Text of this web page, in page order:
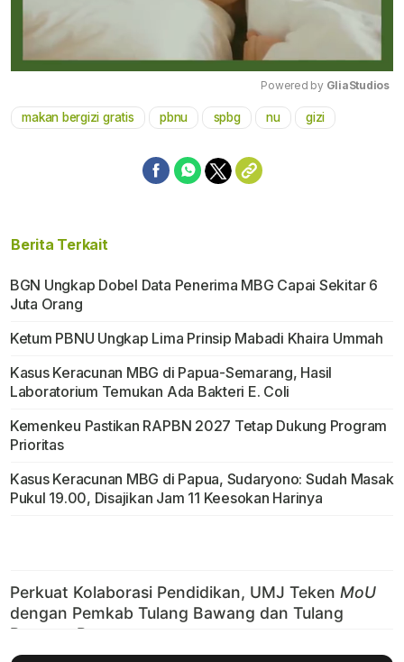
Mute
Powered by GliaStudios
makan bergizi gratis pbnu spbg nu gizi
Berita Terkait
BGN Ungkap Dobel Data Penerima MBG Capai Sekitar 6
Juta Orang
Ketum PBNU Ungkap Lima Prinsip Mabadi Khaira Ummah
Kasus Keracunan MBG di Papua-Semarang, Hasil
Laboratorium Temukan Ada Bakteri E. Coli
Kemenkeu Pastikan RAPBN 2027 Tetap Dukung Program
Prioritas
Kasus Keracunan MBG di Papua, Sudaryono: Sudah Masak
Pukul 19.00, Disajikan Jam 11 Keesokan Harinya